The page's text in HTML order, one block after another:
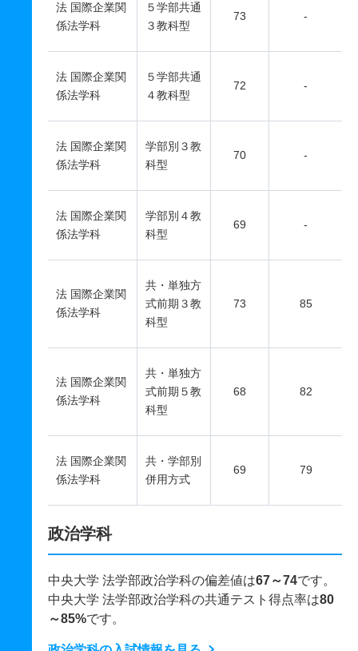
法 国際企業関
係法学科
５学部共通
３教科型
73 -
法 国際企業関
係法学科
５学部共通
４教科型
72 -
法 国際企業関
係法学科
学部別３教
科型
70 -
法 国際企業関
係法学科
学部別４教
科型
69 -
法 国際企業関
係法学科
共・単独方
式前期３教
科型
73 85
法 国際企業関
係法学科
共・単独方
式前期５教
科型
68 82
法 国際企業関
係法学科
共・学部別
併用方式
69 79
政治学科
中央大学 法学部政治学科の偏差値は67～74です。
中央大学 法学部政治学科の共通テスト得点率は80
～85%です。